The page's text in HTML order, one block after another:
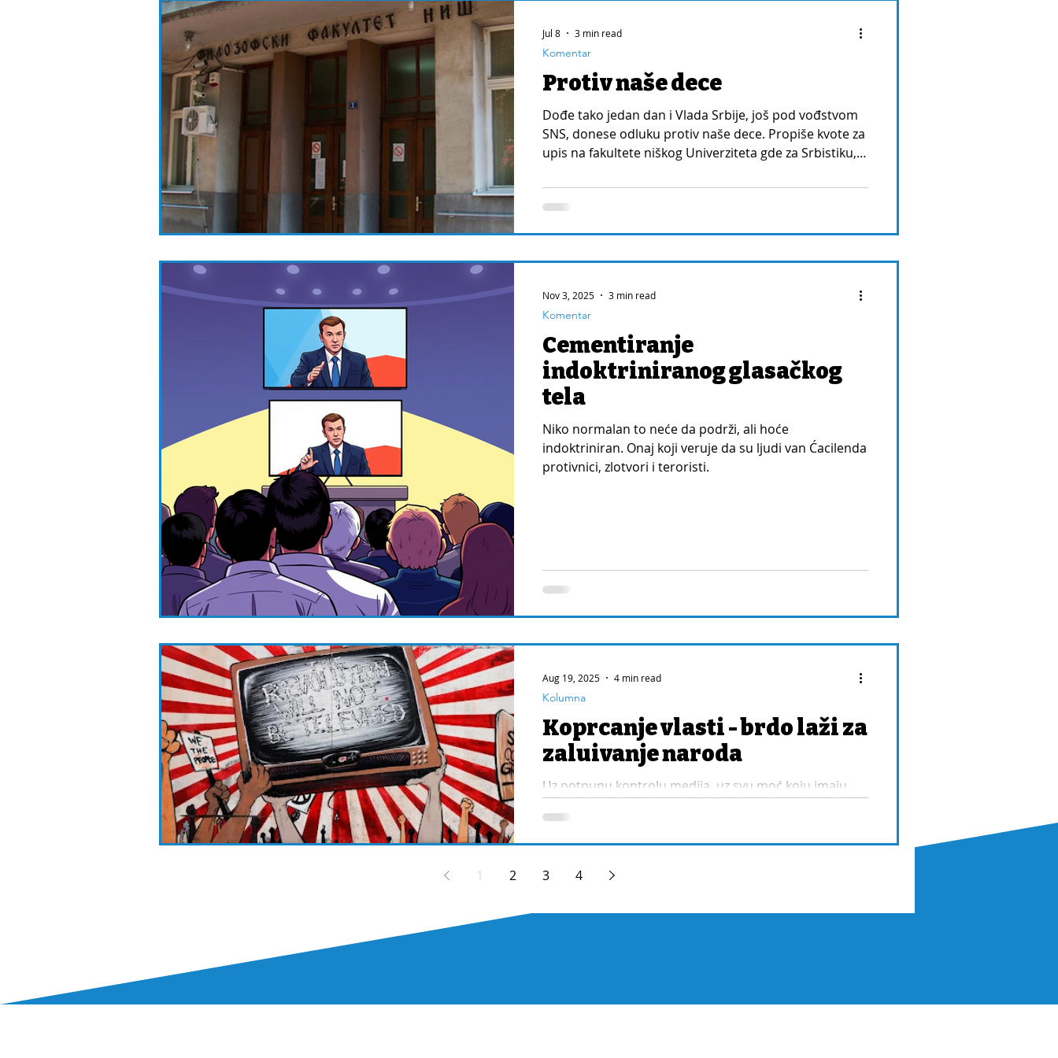
Protiv naše dece
Dođe tako jedan dan i Vlada Srbije, još pod vođstvom
SNS, donese odluku protiv naše dece. Propiše kvote za
upis na fakultete niškog Univerziteta gde za Srbistiku,
Komentar
Jul 8 3 min read
Cementiranje
indoktriniranog glasačkog
tela
Niko normalan to neće da podrži, ali hoće
indoktriniran. Onaj koji veruje da su ljudi van Ćacilenda
protivnici, zlotvori i teroristi.
Komentar
Nov 3, 2025 3 min read
Koprcanje vlasti - brdo laži za
zaluđivanje naroda
Uz potpunu kontrolu medija, uz svu moć koju imaju
sektor, ta lepa slika vlasti je bleđa iz dana u dan.
Nezadovoljstvo je sve veće, a kraj (što ne bi trebalo da
Kolumna
Aug 19, 2025 4 min read
1 2 3 4